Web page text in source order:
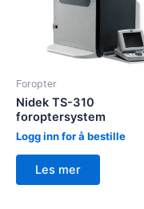
Foropter
Nidek TS-310
foroptersystem
Logg inn for å bestille
Les mer